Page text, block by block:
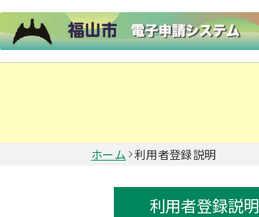
ホーム 利用者登録説明
利用者登録説明